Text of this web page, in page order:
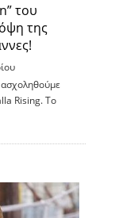
του
της
Rising. Το